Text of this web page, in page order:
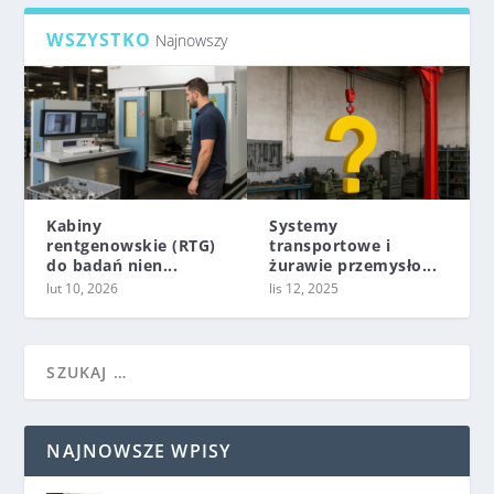
WSZYSTKO Najnowszy
Kabiny
rentgenowskie (RTG)
do badań nien...
lut 10, 2026
Systemy
transportowe i
żurawie przemysło...
lis 12, 2025
NAJNOWSZE WPISY